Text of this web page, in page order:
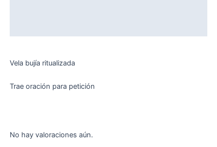
Vela bujía ritualizada
Trae oración para petición
No hay valoraciones aún.